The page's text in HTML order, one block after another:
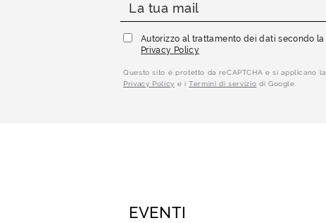
Autorizzo al trattamento dei dati secondo la
Privacy Policy
Questo sito è protetto da reCAPTCHA e si applicano la
Privacy Policy e iTermini di servizio di Google.
EVENTI